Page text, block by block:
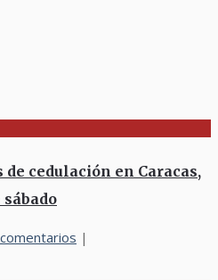
de cedulación en Caracas,
|